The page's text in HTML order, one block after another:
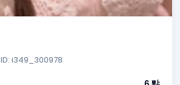
ID: i349_300978